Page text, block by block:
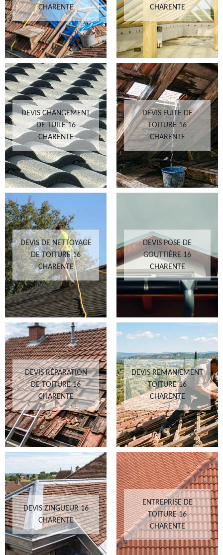
CHARENTE
CHARENTE
DEVIS CHANGEMENT
DE TUILE 16
CHARENTE
DEVIS FUITE DE
TOITURE 16
CHARENTE
DEVIS DE NETTOYAGE
DE TOITURE 16
CHARENTE
DEVIS POSE DE
GOUTTIÈRE 16
CHARENTE
DEVIS RÉPARATION
DE TOITURE 16
CHARENTE
DEVIS REMANIEMENT
TOITURE 16
CHARENTE
DEVIS ZINGUEUR 16
CHARENTE
ENTREPRISE DE
TOITURE 16
CHARENTE